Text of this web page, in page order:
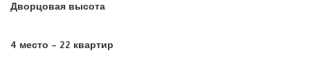
Дворцовая высота
4 место – 22 квартир